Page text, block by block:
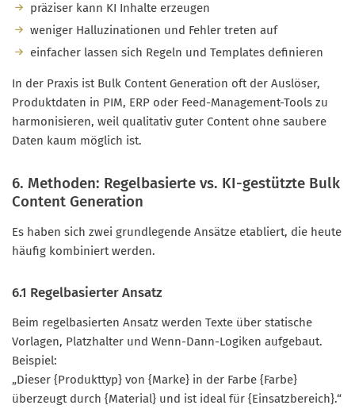
präziser kann KI Inhalte erzeugen
weniger Halluzinationen und Fehler treten auf
einfacher lassen sich Regeln und Templates definieren
In der Praxis ist Bulk Content Generation oft der Auslöser,
Produktdaten in PIM, ERP oder Feed-Management-Tools zu
harmonisieren, weil qualitativ guter Content ohne saubere
Daten kaum möglich ist.
6. Methoden: Regelbasierte vs. KI-gestützte Bulk
Content Generation
Es haben sich zwei grundlegende Ansätze etabliert, die heute
häufig kombiniert werden.
6.1 Regelbasierter Ansatz
Beim regelbasierten Ansatz werden Texte über statische
Vorlagen, Platzhalter und Wenn-Dann-Logiken aufgebaut.
Beispiel:
„Dieser {Produkttyp} von {Marke} in der Farbe {Farbe}
überzeugt durch {Material} und ist ideal für {Einsatzbereich}.“